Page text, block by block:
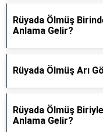
Rüyada Ölmüş
Anlama Gelir?
Rüyada Ölmüş Arı
Rüyada Ölmüş
Anlama Gelir?